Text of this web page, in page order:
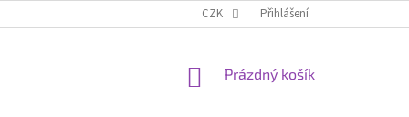
CZK Přihlášení
NÁKUPNÍ
Prázdný košík